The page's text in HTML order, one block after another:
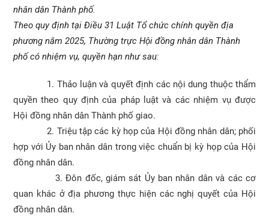
nhân dân Thành phố.
Theo quy định tại Điều 31 Luật Tổ chức chính quyền địa
phương năm 2025, Thường trực Hội đồng nhân dân Thành
phố có nhiệm vụ, quyền hạn như sau:
1. Thảo luận và quyết định các nội dung thuộc thẩm
quyền theo quy định của pháp luật và các nhiệm vụ được
Hội đồng nhân dân Thành phố giao.
2. Triệu tập các kỳ họp của Hội đồng nhân dân; phối
hợp với Ủy ban nhân dân trong việc chuẩn bị kỳ họp của Hội
đồng nhân dân.
3. Đôn đốc, giám sát Ủy ban nhân dân và các cơ
quan khác ở địa phương thực hiện các nghị quyết của Hội
đồng nhân dân.